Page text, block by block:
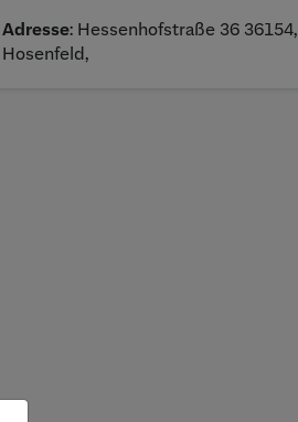
Adresse: Hessenhofstraße 36 36154,
Hosenfeld,